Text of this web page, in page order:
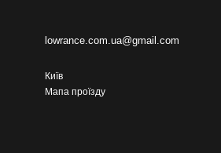
lowrance.com.ua@gmail.com
Київ
Мапа проїзду